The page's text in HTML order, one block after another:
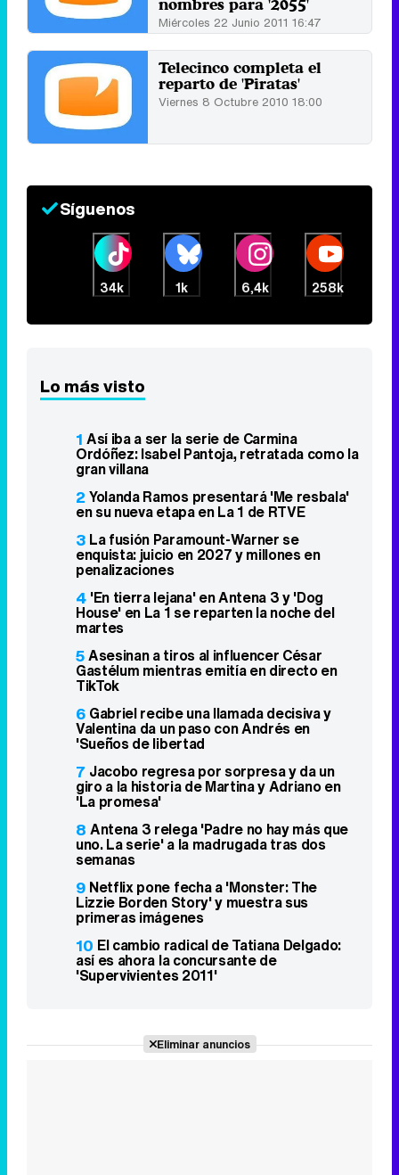
nombres para '2055'
Miércoles 22 Junio 2011 16:47
Telecinco completa el
reparto de 'Piratas'
Viernes 8 Octubre 2010 18:00
Síguenos
34k 1k 6,4k 258k
Lo más visto
1 Así iba a ser la serie de Carmina
Ordóñez: Isabel Pantoja, retratada como la
gran villana
2 Yolanda Ramos presentará 'Me resbala'
en su nueva etapa en La 1 de RTVE
3 La fusión Paramount-Warner se
enquista: juicio en 2027 y millones en
penalizaciones
4 'En tierra lejana' en Antena 3 y 'Dog
House' en La 1 se reparten la noche del
martes
5Asesinan a tiros al influencer César
Gastélum mientras emitía en directo en
TikTok
6 Gabriel recibe una llamada decisiva y
Valentina da un paso con Andrés en
'Sueños de libertad
7 Jacobo regresa por sorpresa y da un
giro a la historia de Martina y Adriano en
'La promesa'
8 Antena 3 relega 'Padre no hay más que
uno. La serie' a la madrugada tras dos
semanas
9 Netflix pone fecha a 'Monster: The
Lizzie Borden Story' y muestra sus
primeras imágenes
10 El cambio radical de Tatiana Delgado:
así es ahora la concursante de
'Supervivientes 2011'
Eliminar anuncios